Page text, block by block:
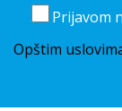
Prijavom
Opštim